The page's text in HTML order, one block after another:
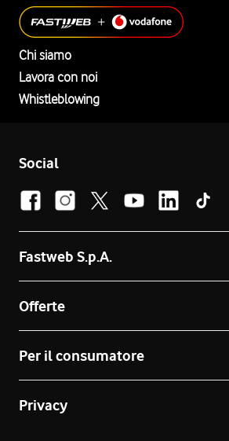
Chi siamo
Lavora con noi
Whistleblowing
Social
Fastweb S.p.A.
Offerte
Per il consumatore
Privacy